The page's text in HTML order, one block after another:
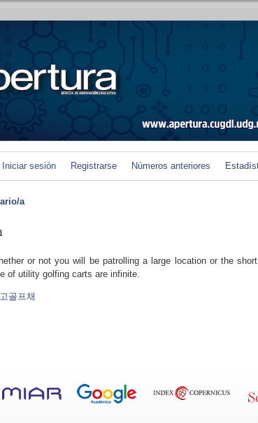
Iniciar sesión Registrarse Números anteriores
a
or not you will be patrolling a large location or the
of utility golfing carts are infinite.
골프채